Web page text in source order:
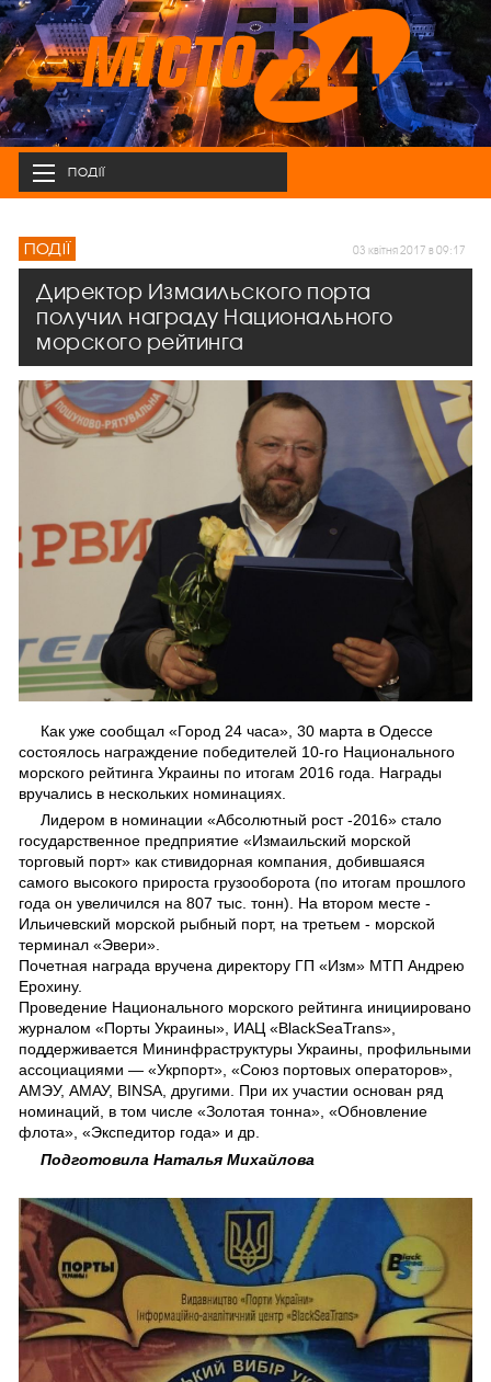
ПОДІЇ
ПОДІЇ 03 квітня 2017 в 09:17
Директор Измаильского порта
получил награду Национального
морского рейтинга
Как уже сообщал «Город 24 часа», 30 марта в Одессе
состоялось награждение победителей 10-го Национального
морского рейтинга Украины по итогам 2016 года. Награды
вручались в нескольких номинациях.
Лидером в номинации «Абсолютный рост -2016» стало
государственное предприятие «Измаильский морской
торговый порт» как стивидорная компания, добившаяся
самого высокого прироста грузооборота (по итогам прошлого
года он увеличился на 807 тыс. тонн). На втором месте -
Ильичевский морской рыбный порт, на третьем - морской
терминал «Эвери».
Почетная награда вручена директору ГП «Изм» МТП Андрею
Ерохину.
Проведение Национального морского рейтинга инициировано
журналом «Порты Украины», ИАЦ «BlackSeaTrans»,
поддерживается Мининфраструктуры Украины, профильными
ассоциациями — «Укрпорт», «Союз портовых операторов»,
АМЭУ, АМАУ, BINSA, другими. При их участии основан ряд
номинаций, в том числе «Золотая тонна», «Обновление
флота», «Экспедитор года» и др.
Подготовила Наталья Михайлова